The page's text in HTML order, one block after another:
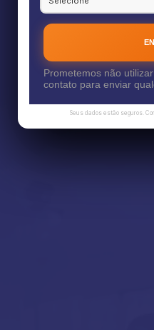
Prometemos não
contato para enviar
Seus dados estão seguros.